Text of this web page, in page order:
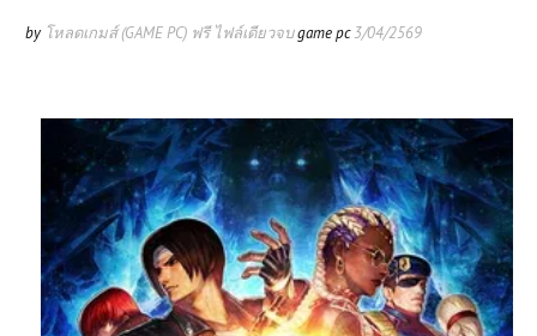
by โหลดเกมส์ (GAME PC) ฟรี ไฟล์เดียวจบgame pc3/04/2569